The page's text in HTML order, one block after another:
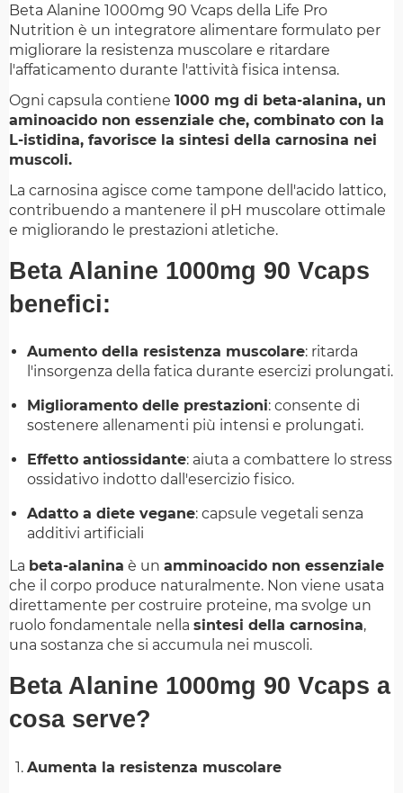
Beta Alanine 1000mg 90 Vcaps della Life Pro
Nutrition è un integratore alimentare formulato per
migliorare la resistenza muscolare e ritardare
l'affaticamento durante l'attività fisica intensa.
Ogni capsula contiene 1000 mg di beta-alanina, un
aminoacido non essenziale che, combinato con la
L-istidina, favorisce la sintesi della carnosina nei
muscoli.
La carnosina agisce come tampone dell'acido lattico,
contribuendo a mantenere il pH muscolare ottimale
e migliorando le prestazioni atletiche.
Beta Alanine 1000mg 90 Vcaps
benefici:
Aumento della resistenza muscolare: ritarda
l'insorgenza della fatica durante esercizi prolungati.
Miglioramento delle prestazioni: consente di
sostenere allenamenti più intensi e prolungati.
Effetto antiossidante: aiuta a combattere lo stress
ossidativo indotto dall'esercizio fisico.
Adatto a diete vegane: capsule vegetali senza
additivi artificiali
La beta-alanina è un amminoacido non essenziale
che il corpo produce naturalmente. Non viene usata
direttamente per costruire proteine, ma svolge un
ruolo fondamentale nella sintesi della carnosina,
una sostanza che si accumula nei muscoli.
Beta Alanine 1000mg 90 Vcaps a
cosa serve?
Aumenta la resistenza muscolare